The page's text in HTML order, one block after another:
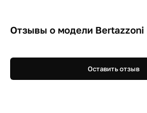
Отзывы о модели Bertazzoni
Оставить отзыв